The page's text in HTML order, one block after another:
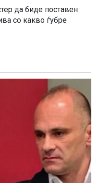
да биде поставен
со какво ѓубре